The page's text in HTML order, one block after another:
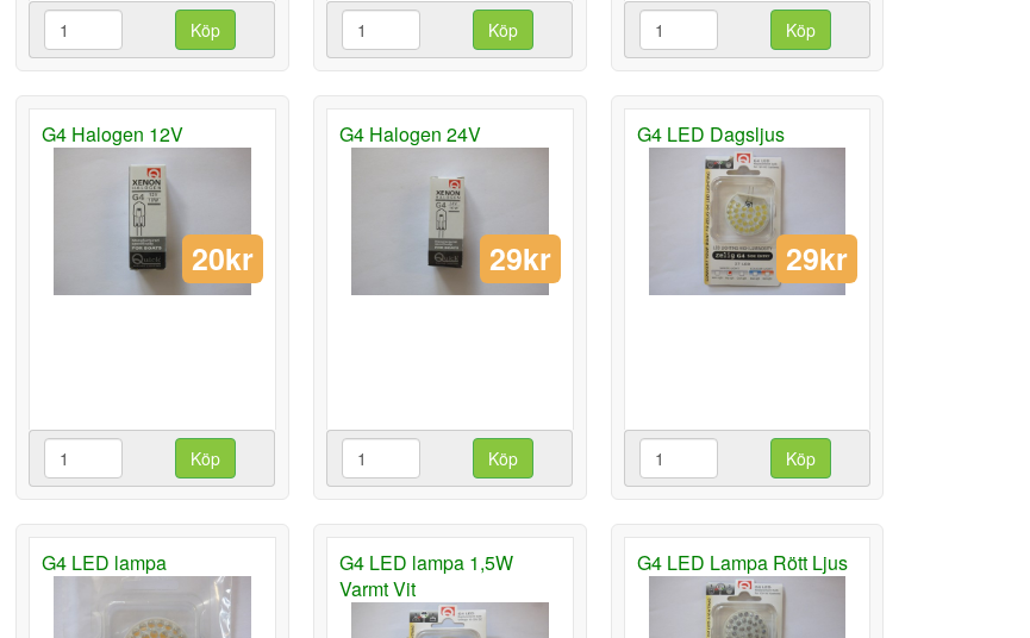
Köp Köp Köp
G4 Halogen 12V
20kr
Köp
G4 Halogen 24V
29kr
Köp
G4 LED Dagsljus
29kr
Köp
G4 LED lampa
G4 LED lampa 1,5W
Varmt Vit
G4 LED Lampa Rött Ljus